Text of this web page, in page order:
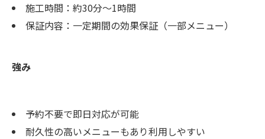
施工時間：約30分〜1時間
保証内容：一定期間の効果保証（一部メニュー）
強み
予約不要で即日対応が可能
耐久性の高いメニューもあり利用しやすい